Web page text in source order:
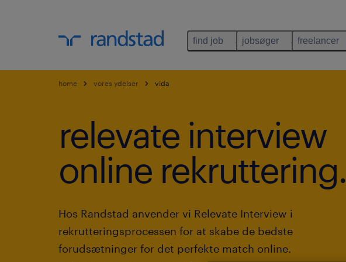
find job jobsøger freelancer
home vores ydelser vida
relevate interview
online rekruttering.
Hos Randstad anvender vi Relevate Interview i
rekrutteringsprocessen for at skabe de bedste
forudsætninger for det perfekte match online.